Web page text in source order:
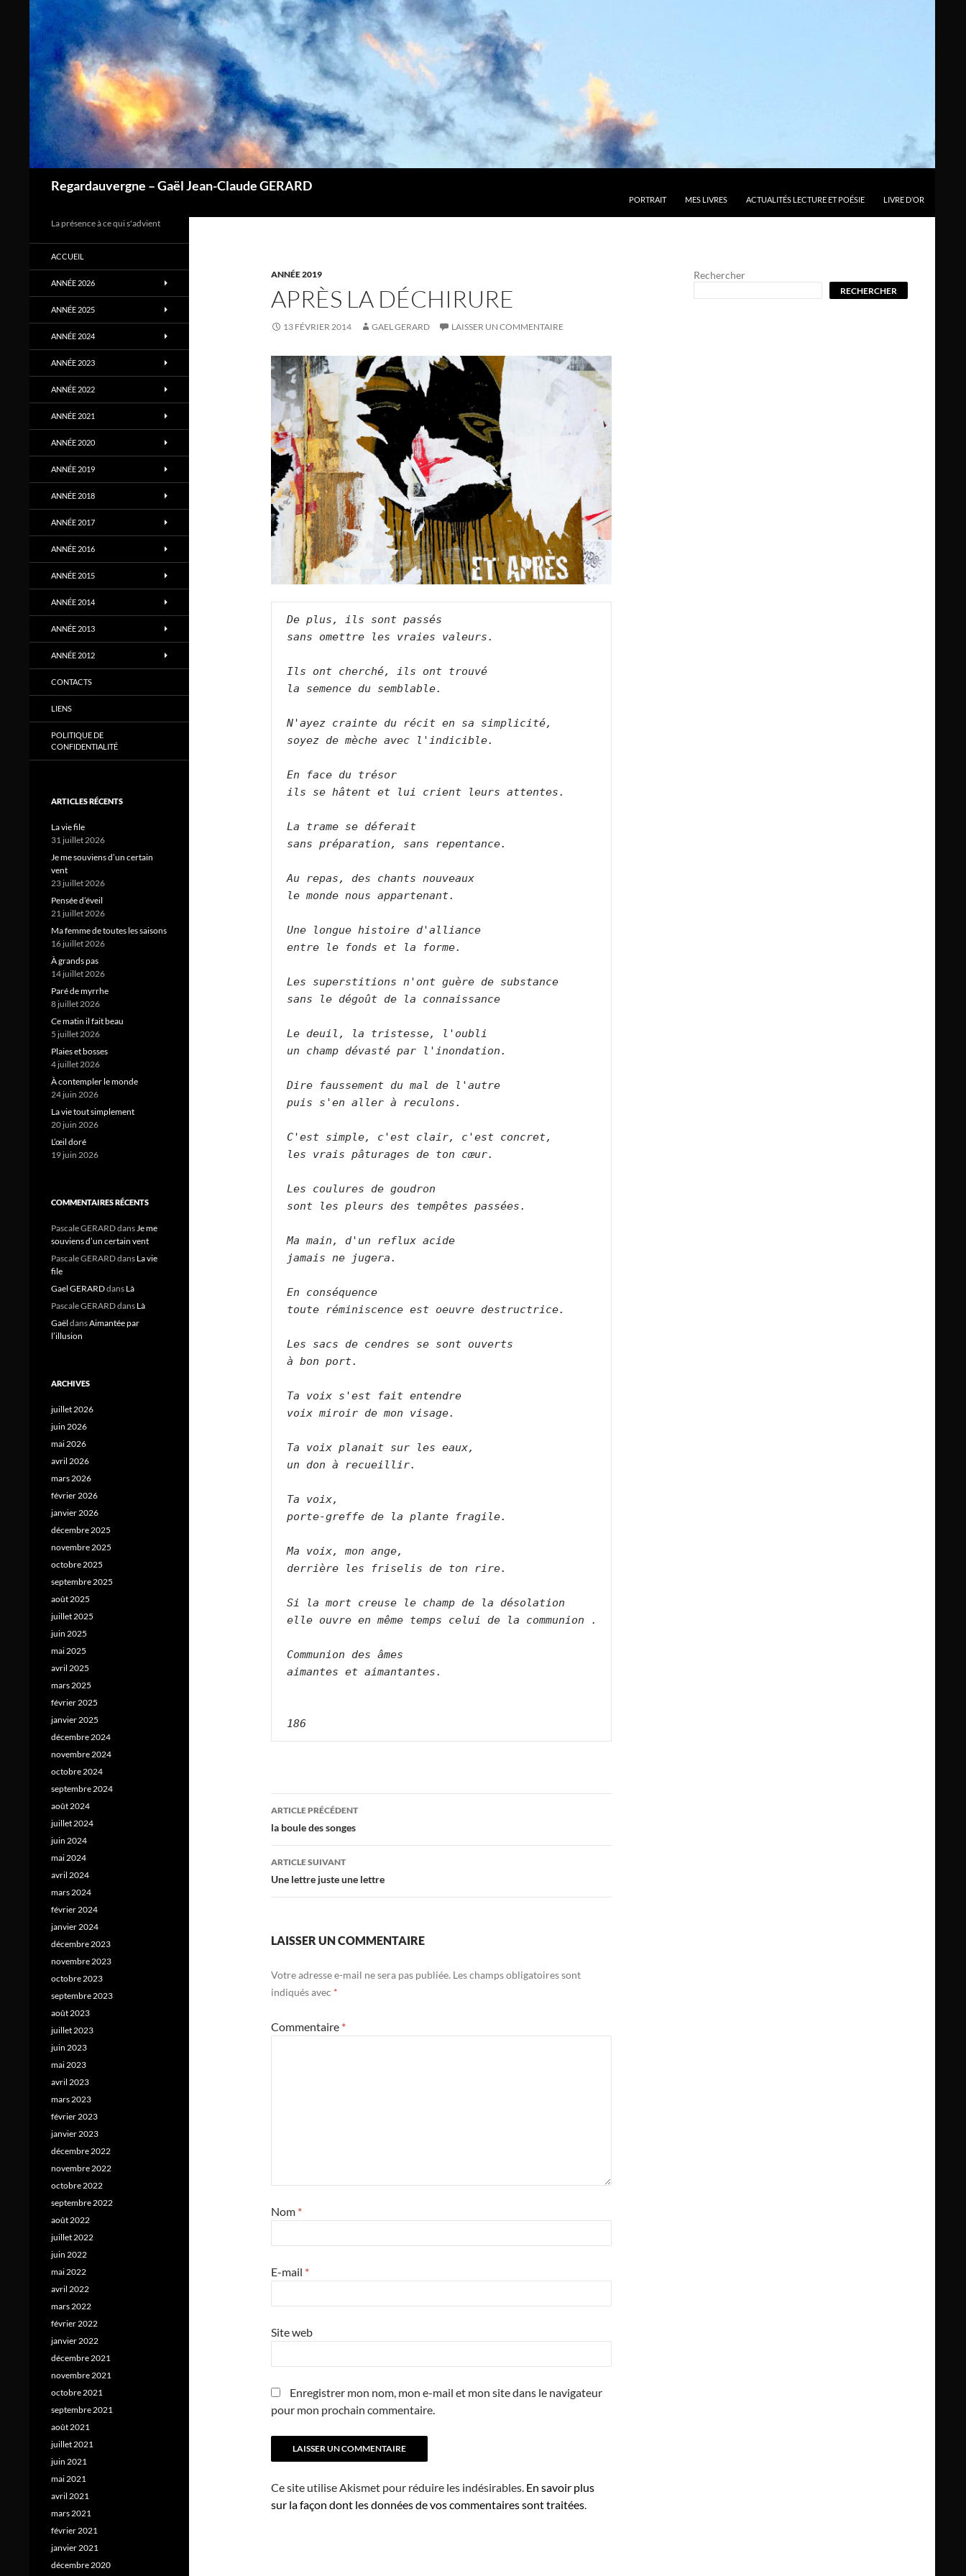
Regardauvergne – Gaël Jean-Claude GERARD
PORTRAIT MES LIVRES ACTUALITÉS LECTURE ET POÉSIE LIVRE D’OR
ANNÉE 2019
APRÈS LA DÉCHIRURE
13 FÉVRIER 2014 GAEL GERARD LAISSER UN COMMENTAIRE
De plus, ils sont passés
sans omettre les vraies valeurs.
Ils ont cherché, ils ont trouvé
la semence du semblable.
N'ayez crainte du récit en sa simplicité,
soyez de mèche avec l'indicible.
En face du trésor
ils se hâtent et lui crient leurs attentes.
La trame se déferait
sans préparation, sans repentance.
Au repas, des chants nouveaux
le monde nous appartenant.
Une longue histoire d'alliance
entre le fonds et la forme.
Les superstitions n'ont guère de substance
sans le dégoût de la connaissance
Le deuil, la tristesse, l'oubli
un champ dévasté par l'inondation.
Dire faussement du mal de l'autre
puis s'en aller à reculons.
C'est simple, c'est clair, c'est concret,
les vrais pâturages de ton cœur.
Les coulures de goudron
sont les pleurs des tempêtes passées.
Ma main, d'un reflux acide
jamais ne jugera.
En conséquence
toute réminiscence est oeuvre destructrice.
Les sacs de cendres se sont ouverts
à bon port.
Ta voix s'est fait entendre
voix miroir de mon visage.
Ta voix planait sur les eaux,
un don à recueillir.
Ta voix,
porte-greffe de la plante fragile.
Ma voix, mon ange,
derrière les friselis de ton rire.
Si la mort creuse le champ de la désolation
elle ouvre en même temps celui de la communion .
Communion des âmes
aimantes et aimantantes.
186
Navigation
des
articles
ARTICLE PRÉCÉDENT
la boule des songes
ARTICLE SUIVANT
Une lettre juste une lettre
LAISSER UN COMMENTAIRE
Votre adresse e-mail ne sera pas publiée. Les champs obligatoires sont
indiqués avec *
Commentaire *
Nom *
E-mail *
Site web
Enregistrer mon nom, mon e-mail et mon site dans le navigateur
pour mon prochain commentaire.
Ce site utilise Akismet pour réduire les indésirables. En savoir plus
sur la façon dont les données de vos commentaires sont traitées.
Rechercher
RECHERCHER
La présence à ce qui s'advient
ACCUEIL
ANNÉE 2026
ANNÉE 2025
ANNÉE 2024
ANNÉE 2023
ANNÉE 2022
ANNÉE 2021
ANNÉE 2020
ANNÉE 2019
ANNÉE 2018
ANNÉE 2017
ANNÉE 2016
ANNÉE 2015
ANNÉE 2014
ANNÉE 2013
ANNÉE 2012
CONTACTS
LIENS
POLITIQUE DE
CONFIDENTIALITÉ
ARTICLES RÉCENTS
La vie file
31 juillet 2026
Je me souviens d’un certain
vent
23 juillet 2026
Pensée d’éveil
21 juillet 2026
Ma femme de toutes les saisons
16 juillet 2026
À grands pas
14 juillet 2026
Paré de myrrhe
8 juillet 2026
Ce matin il fait beau
5 juillet 2026
Plaies et bosses
4 juillet 2026
À contempler le monde
24 juin 2026
La vie tout simplement
20 juin 2026
L’œil doré
19 juin 2026
COMMENTAIRES RÉCENTS
Pascale GERARDdansJe me
souviens d’un certain vent
Pascale GERARDdans La vie
file
Gael GERARDdans Là
Pascale GERARDdans Là
Gaël dansAimantée par
l’illusion
ARCHIVES
juillet 2026
juin 2026
mai 2026
avril 2026
mars 2026
février 2026
janvier 2026
décembre 2025
novembre 2025
octobre 2025
septembre 2025
août 2025
juillet 2025
juin 2025
mai 2025
avril 2025
mars 2025
février 2025
janvier 2025
décembre 2024
novembre 2024
octobre 2024
septembre 2024
août 2024
juillet 2024
juin 2024
mai 2024
avril 2024
mars 2024
février 2024
janvier 2024
décembre 2023
novembre 2023
octobre 2023
septembre 2023
août 2023
juillet 2023
juin 2023
mai 2023
avril 2023
mars 2023
février 2023
janvier 2023
décembre 2022
novembre 2022
octobre 2022
septembre 2022
août 2022
juillet 2022
juin 2022
mai 2022
avril 2022
mars 2022
février 2022
janvier 2022
décembre 2021
novembre 2021
octobre 2021
septembre 2021
août 2021
juillet 2021
juin 2021
mai 2021
avril 2021
mars 2021
février 2021
janvier 2021
décembre 2020